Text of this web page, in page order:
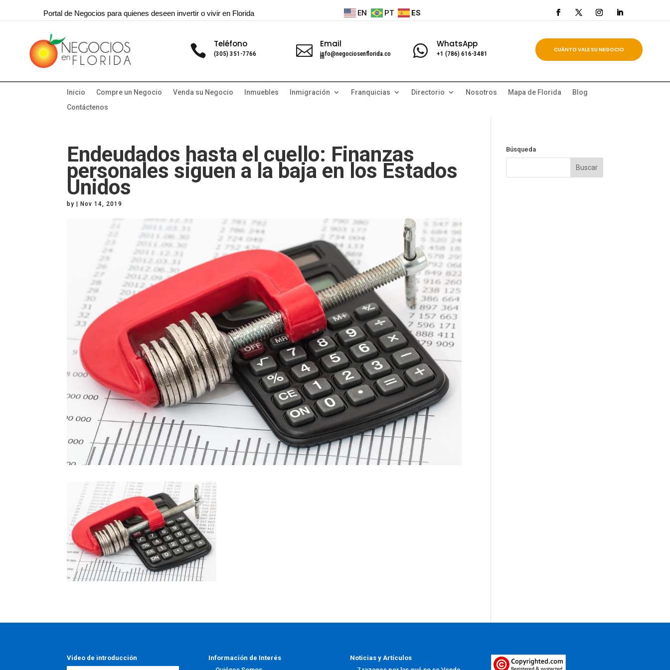
Portal de Negocios para quienes deseen invertir o vivir en Florida EN PT ES
 Teléfono
(305) 351-7766  Email
info@negociosenflorida.co
m  WhatsApp
+1 (786) 616-3481
CUÁNTO VALE SU NEGOCIO
Inicio Compre un Negocio Venda su Negocio Inmuebles Inmigración Franquicias Directorio Nosotros Mapa de Florida
Blog
Contáctenos
Endeudados hasta el cuello: Finanzas
personales siguen a la baja en los Estados
Unidos
by Nov 14, 2019
Búsqueda
Video de introducción
Información de Interés
Noticias y Artículos